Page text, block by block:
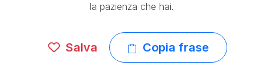
la pazienza che hai.
Salva Copia frase